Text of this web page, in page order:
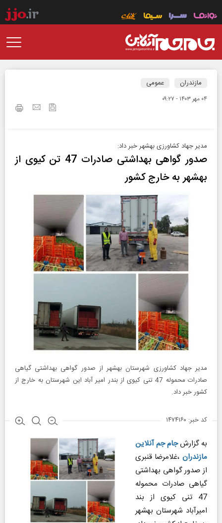
مازندران عمومی
۰۴ مهر ۱۴۰۳ - ۰۹:۲۷
مدیر جهاد کشاورزی بهشهر خبر داد:
صدور گواهی بهداشتی صادرات 47 تن کیوی از
بهشهر به خارج کشور
مدیر جهاد کشاورزی شهرستان بهشهر از صدور گواهی بهداشتی گیاهی
صادرات محموله 47 تنی کیوی از بندر امیر آباد این شهرستان به خارج از
کشور خبر داد.
کد خبر: ۱۴۷۴۱۶۰
به گزارش جام جم آنلاین
مازندران ،غلامرضا قنبری
از صدور گواهی بهداشتی
گیاهی صادرات محموله
47 تنی کیوی از بند
امیرآباد شهرستان بهشهر